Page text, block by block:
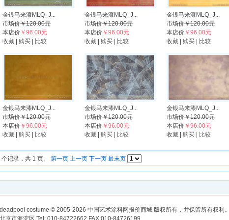
金银马来漆MLQ_J...
市场价￥120.00元
本店价 ￥96.00元
收藏
购买 比较
金银马来漆MLQ_J...
市场价￥120.00元
本店价 ￥96.00元
收藏
购买 比较
金银马来漆MLQ_J...
市场价￥120.00元
本店价 ￥96.00元
收藏
购买 比较
金银马来漆MLQ_J...
市场价￥120.00元
本店价 ￥96.00元
收藏
购买 比较
金银马来漆MLQ_J...
市场价￥120.00元
本店价 ￥96.00元
收藏
购买 比较
金银马来漆MLQ_J...
市场价￥120.00元
本店价 ￥96.00元
收藏
购买 比较
记录，共 1 页。 第一页 上一页 下一页 最末页
deadpool costume © 2005-2026 中国艺术涂料网报价商城 版权所有，并保留所有权利。
北京市海淀区 Tel: 010-84722662 FAX:010-84726199